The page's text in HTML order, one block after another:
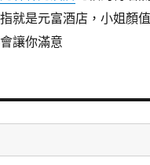
就是元富酒店，小姐顏
讓你滿意